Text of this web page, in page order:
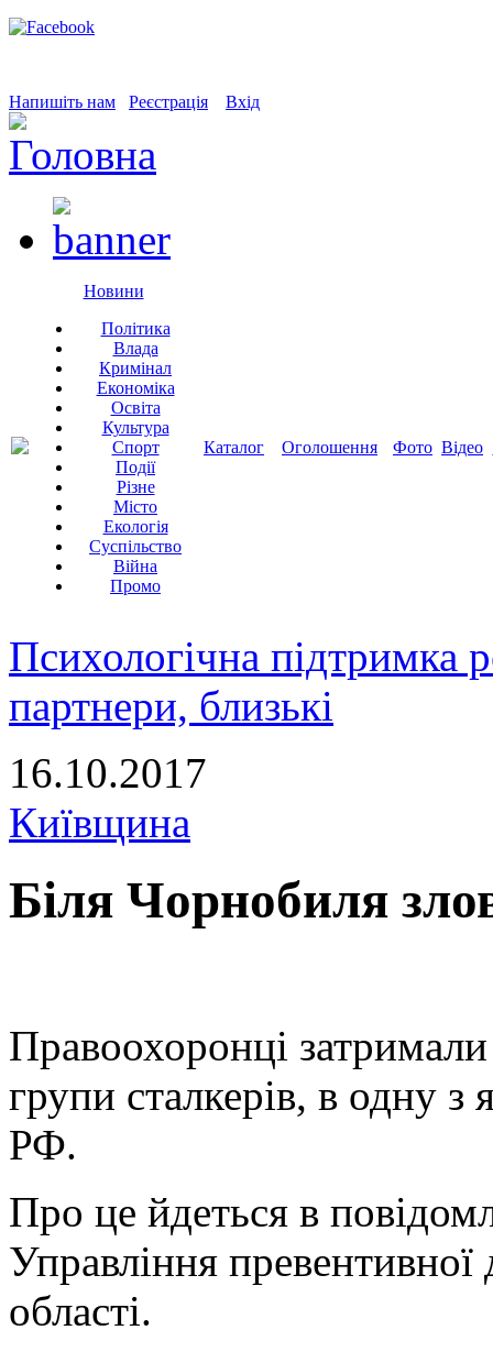
Напишіть нам Реєстрація Вхід
Новини
Політика
Влада
Кримінал
Економіка
Освіта
Культура
Спорт
Події
Різне
Місто
Екологія
Суспільство
Війна
Промо
Каталог Оголошення Фото Відео
Психологічна підтримка
партнери, близькі
16.10.2017
Київщина
Біля Чорнобиля
Правоохоронці
групи сталкерів, в одну
РФ.
Про це йдеться в
Управління
області.